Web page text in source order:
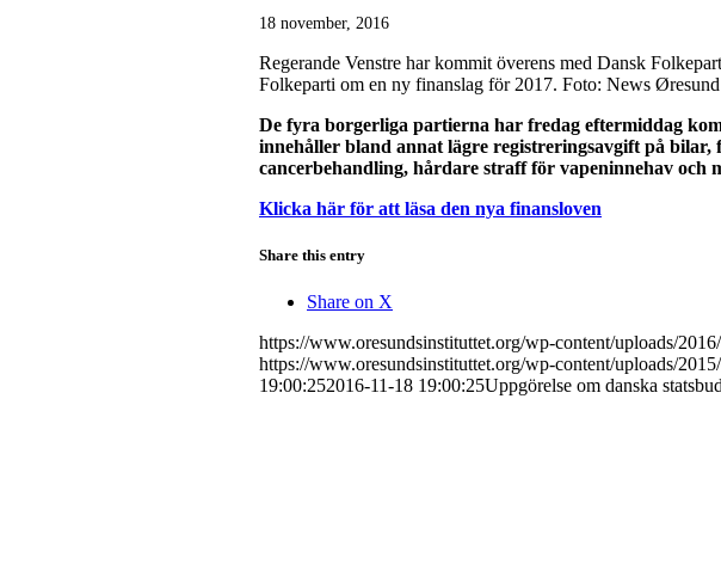
18 november, 2016
Regerande Venstre har kommit överens med Dansk
Folkeparti om en ny finanslag för 2017. Foto: News Øresund
De fyra borgerliga partierna har fredag eftermiddag
innehåller bland annat lägre registreringsavgift på bilar,
cancerbehandling, hårdare straff för vapeninnehav
Klicka här för att läsa den nya finansloven
Share this entry
Share on X
https://www.oresundsinstituttet.org/wp-content/uploads/
https://www.oresundsinstituttet.org/wp-content/uploads/
19:00:252016-11-18 19:00:25Uppgörelse om danska